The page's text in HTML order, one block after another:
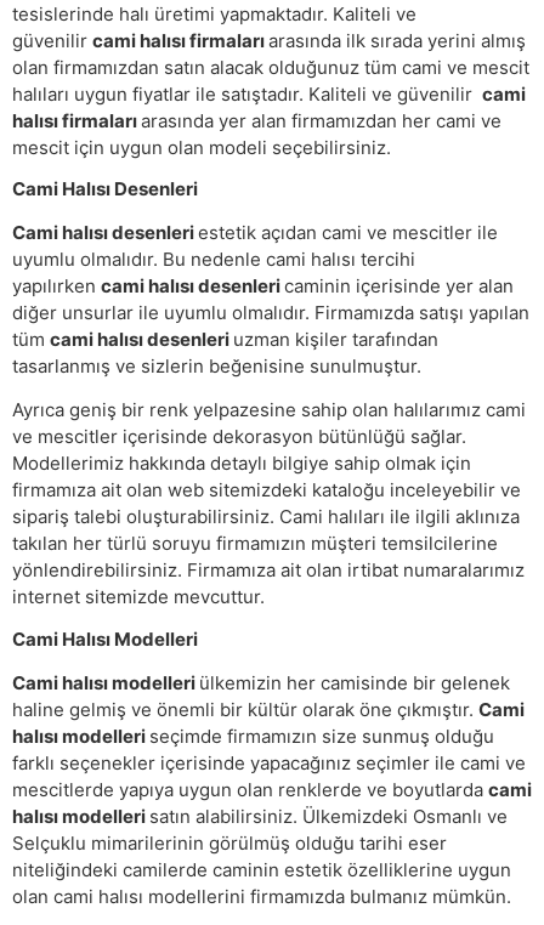
tesislerinde halı üretimi yapmaktadır. Kaliteli ve
güvenilir cami halısı firmalarıarasında ilk sırada yerini almış
olan firmamızdan satın alacak olduğunuz tüm cami ve mescit
halıları uygun fiyatlar ile satıştadır. Kaliteli ve güvenilir cami
halısı firmalarıarasında yer alan firmamızdan her cami ve
mescit için uygun olan modeli seçebilirsiniz.
Cami Halısı Desenleri
Cami halısı desenleriestetik açıdan cami ve mescitler ile
uyumlu olmalıdır. Bu nedenle cami halısı tercihi
yapılırken cami halısı desenlericaminin içerisinde yer alan
diğer unsurlar ile uyumlu olmalıdır. Firmamızda satışı yapılan
tüm cami halısı desenleri uzman kişiler tarafından
tasarlanmış ve sizlerin beğenisine sunulmuştur.
Ayrıca geniş bir renk yelpazesine sahip olan halılarımız cami
ve mescitler içerisinde dekorasyon bütünlüğü sağlar.
Modellerimiz hakkında detaylı bilgiye sahip olmak için
firmamıza ait olan web sitemizdeki kataloğu inceleyebilir ve
sipariş talebi oluşturabilirsiniz. Cami halıları ile ilgili aklınıza
takılan her türlü soruyu firmamızın müşteri temsilcilerine
yönlendirebilirsiniz. Firmamıza ait olan irtibat numaralarımız
internet sitemizde mevcuttur.
Cami Halısı Modelleri
Cami halısı modelleri ülkemizin her camisinde bir gelenek
haline gelmiş ve önemli bir kültür olarak öne çıkmıştır. Cami
halısı modelleri seçimde firmamızın size sunmuş olduğu
farklı seçenekler içerisinde yapacağınız seçimler ile cami ve
mescitlerde yapıya uygun olan renklerde ve boyutlarda cami
halısı modelleri satın alabilirsiniz. Ülkemizdeki Osmanlı ve
Selçuklu mimarilerinin görülmüş olduğu tarihi eser
niteliğindeki camilerde caminin estetik özelliklerine uygun
olan cami halısı modellerini firmamızda bulmanız mümkün.